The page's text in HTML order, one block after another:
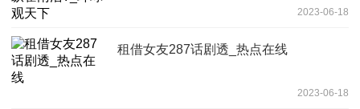
2023-06-18
租借女友287话剧透_热点在线
2023-06-18